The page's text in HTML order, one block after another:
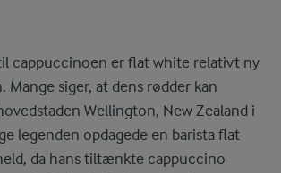
cappuccinoen er flat white relativt ny
Mange siger, at dens rødder kan
Wellington, New Zealand i
legenden opdagede en barista flat
da hans tiltænkte cappuccino